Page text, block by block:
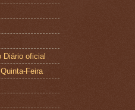
Diário oficial
Feira